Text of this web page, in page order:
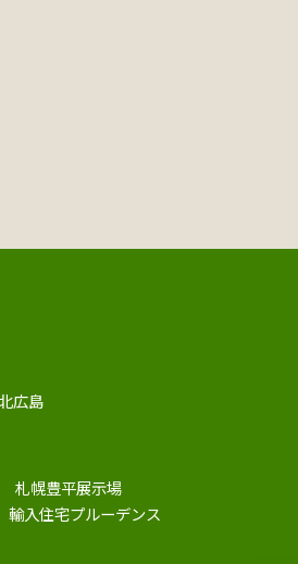
広島
札幌豊平展示場
輸入住宅プルーデンス